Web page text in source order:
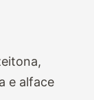
e alface